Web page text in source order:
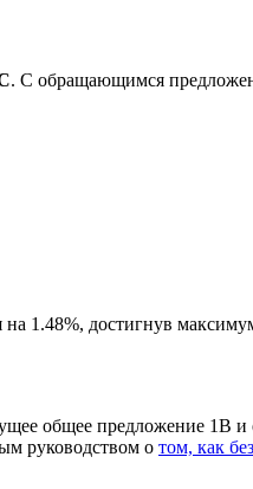
. С обращающимся
на 1.48%, достигнув
общее предложение 1B
руководством о том, как